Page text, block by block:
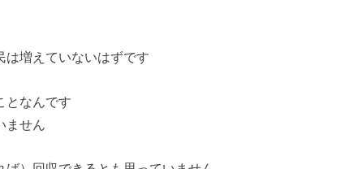
は増えていないはずです
となんです
ません